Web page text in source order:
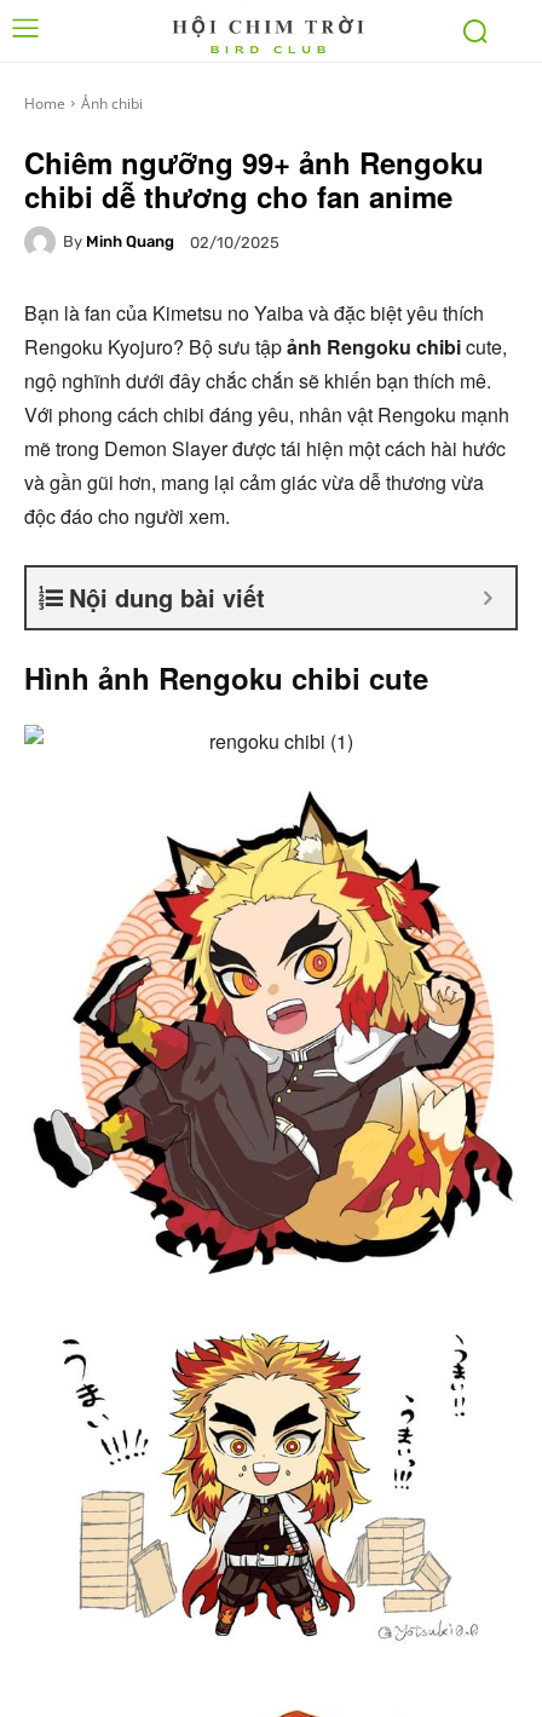
Home Ảnh chibi
Chiêm ngưỡng 99+ ảnh Rengoku
chibi dễ thương cho fan anime
By Minh Quang 02/10/2025
Bạn là fan của Kimetsu no Yaiba và đặc biệt yêu thích
Rengoku Kyojuro? Bộ sưu tậpảnh Rengoku chibicute,
ngộ nghĩnh dưới đây chắc chắn sẽ khiến bạn thích mê.
Với phong cách chibi đáng yêu, nhân vật Rengoku mạnh
mẽ trong Demon Slayer được tái hiện một cách hài hước
và gần gũi hơn, mang lại cảm giác vừa dễ thương vừa
độc đáo cho người xem.
Nội dung bài viết
Hình ảnh Rengoku chibi cute